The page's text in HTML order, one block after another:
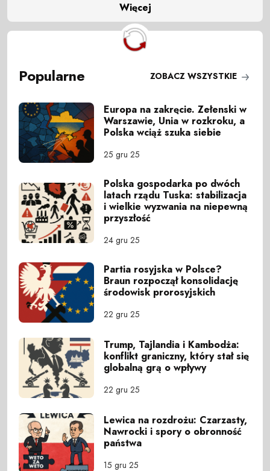
Więcej
Popularne ZOBACZ WSZYSTKIE
Europa na zakręcie. Zełenski w
Warszawie, Unia w rozkroku, a
Polska wciąż szuka siebie
25 gru 25
Polska gospodarka po dwóch
latach rządu Tuska: stabilizacja
i wielkie wyzwania na niepewną
przyszłość
24 gru 25
Partia rosyjska w Polsce?
Braun rozpoczął konsolidację
środowisk prorosyjskich
22 gru 25
Trump, Tajlandia i Kambodża:
konflikt graniczny, który stał się
globalną grą o wpływy
22 gru 25
Lewica na rozdrożu: Czarzasty,
Nawrocki i spory o obronność
państwa
15 gru 25